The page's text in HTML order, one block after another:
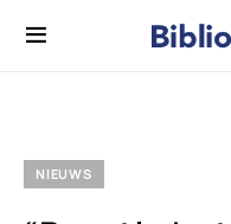
NIEUWS